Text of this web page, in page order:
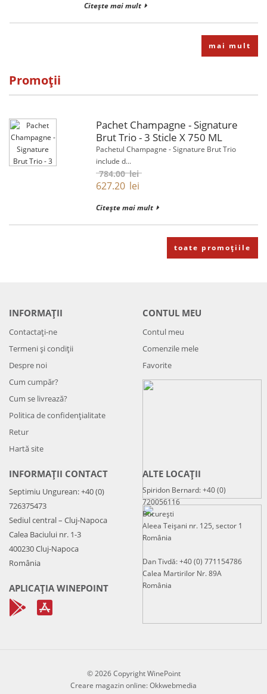
Citește mai mult
mai mult
Promoții
Pachet Champagne - Signature
Brut Trio - 3 Sticle X 750 ML
Pachetul Champagne - Signature Brut Trio
include d...
784.00lei
627.20 lei
Citește mai mult
toate promoțiile
INFORMAȚII
Contactați-ne
Termeni și condiții
Despre noi
Cum cumpăr?
Cum se livrează?
Politica de confidenţialitate
Retur
Hartă site
CONTUL MEU
Contul meu
Comenzile mele
Favorite
INFORMAȚII CONTACT
Septimiu Ungurean: +40 (0)
726375473
Sediul central – Cluj-Napoca
Calea Baciului nr. 1-3
400230 Cluj-Napoca
România
APLICAȚIA WINEPOINT
ALTE LOCAȚII
Spiridon Bernard: +40 (0)
720056116
București
Aleea Teișani nr. 125, sector 1
România
Dan Tivdă: +40 (0) 771154786
Calea Martirilor Nr. 89A
România
© 2026 Copyright WinePoint
Creare magazin online:Okkwebmedia